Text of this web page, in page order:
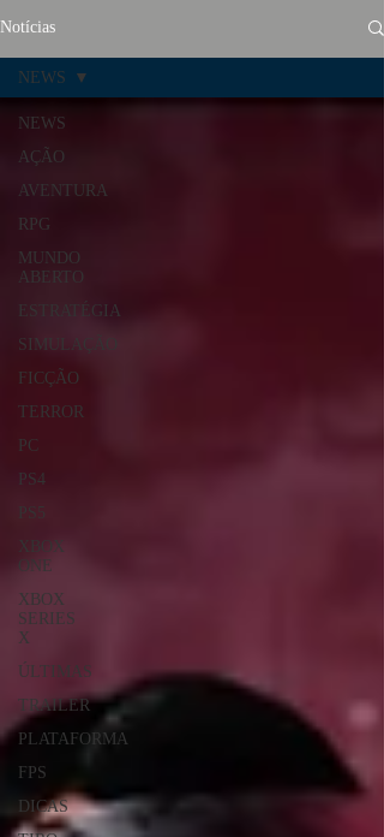
Notícias
NEWS
AÇÃO
AVENTURA
RPG
MUNDO
ABERTO
ESTRATÉGIA
SIMULAÇÃO
FICÇÃO
TERROR
PC
PS4
PS5
XBOX
ONE
XBOX
SERIES
X
ÚLTIMAS
TRAILER
PLATAFORMA
FPS
DICAS
NEWS